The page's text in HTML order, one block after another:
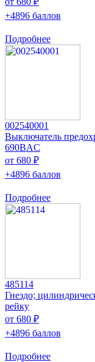
+4896 баллов
Подробнее
002540001
Выключатель
690ВAC
от 680 ₽
+4896 баллов
Подробнее
485114
Гнездо;
рейку
от 680 ₽
+4896 баллов
Подробнее